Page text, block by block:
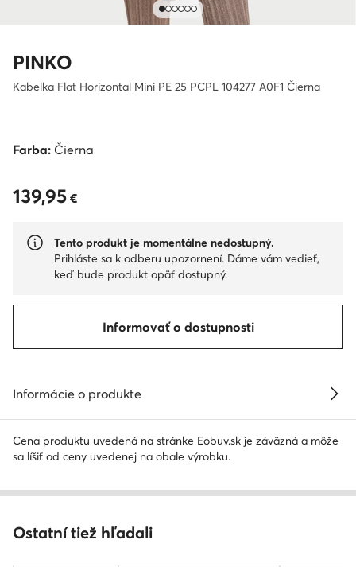
PINKO
Kabelka Flat Horizontal Mini PE 25 PCPL 104277 A0F1 Čierna
Farba: Čierna
139,95 €
139,95 €
Tento produkt je momentálne nedostupný.
Prihláste sa k odberu upozornení. Dáme vám vedieť,
keď bude produkt opäť dostupný.
Informovať o dostupnosti
Informácie o produkte
Cena produktu uvedená na stránke Eobuv.sk je záväzná a môže
sa líšiť od ceny uvedenej na obale výrobku.
Ostatní tiež hľadali